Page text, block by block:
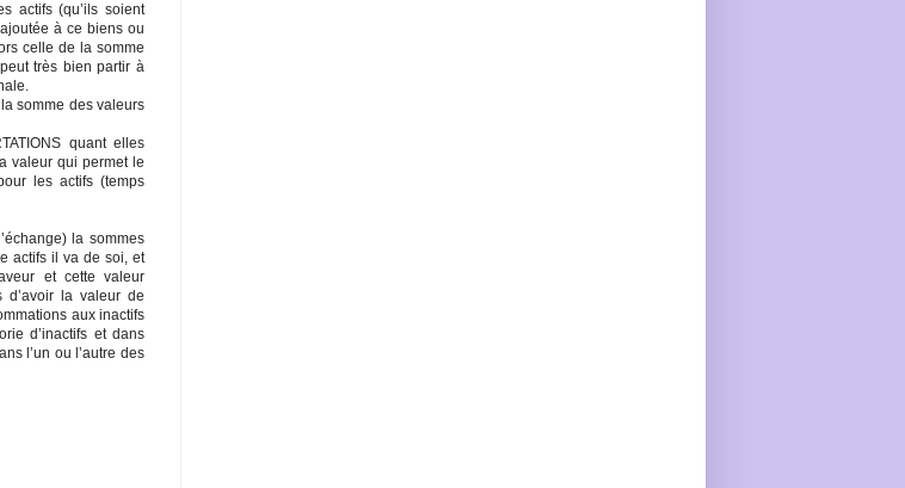
actifs (qu’ils soient
à ce biens ou
celle de la somme
très bien partir à
somme des valeurs
quant elles
valeur qui permet le
les actifs (temps
la sommes
actifs il va de soi, et
et cette valeur
d’avoir la valeur de
aux inactifs
d’inactifs et dans
l’un ou l’autre des